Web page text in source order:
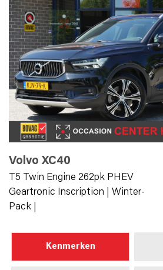
Volvo XC40
T5 Twin Engine 262pk PHEV
Geartronic Inscription | Winter-
Pack |
Kenmerken